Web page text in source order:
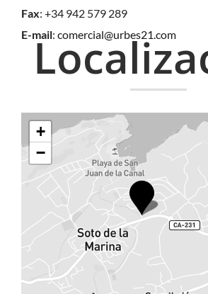
+
−
Fax: +34 942 579 289
E-mail: comercial@urbes21.com